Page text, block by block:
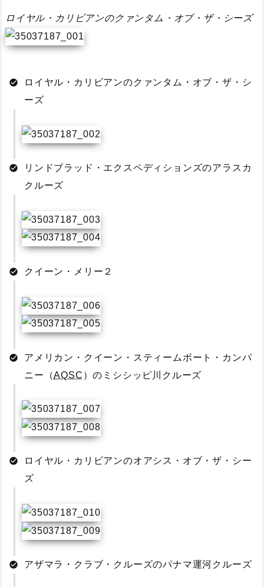
ロイヤル・カリビアンのクァンタム・オブ・ザ・シーズ
ロイヤル・カリビアンのクァンタム・オブ・ザ・シ
ーズ
リンドブラッド・エクスペディションズのアラスカ
クルーズ
クイーン・メリー２
アメリカン・クイーン・スティームボート・カンパ
ニー（AQSC ）のミシシッピ川クルーズ
ロイヤル・カリビアンのオアシス・オブ・ザ・シー
ズ
アザマラ・クラブ・クルーズのパナマ運河クルーズ